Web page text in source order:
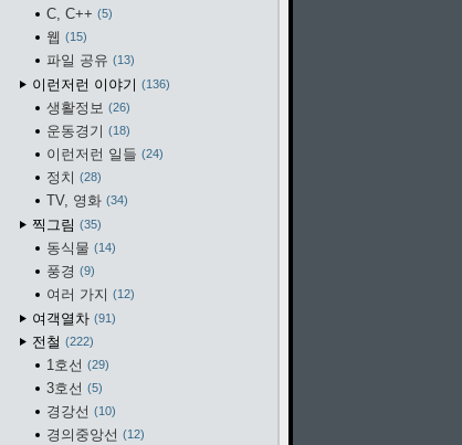
C, C++ 5
웹 15
파일 공유 13
이런저런 이야기 136
생활정보 26
운동경기 18
이런저런 일들 24
정치 28
TV, 영화 34
찍그림 35
동식물 14
풍경 9
여러 가지 12
여객열차 91
전철 222
1호선 29
3호선 5
경강선 10
경의중앙선 12